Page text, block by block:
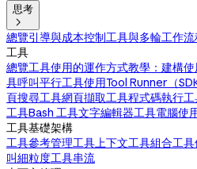
思考

總覽引導與成本控制工具與多輪工作流
工具
總覽工具使用的運作方式教學：建構
具呼叫平行工具使用Tool Runner（SDK
頁搜尋工具網頁擷取工具程式碼執行工
工具Bash 工具文字編輯器工具電腦使
工具基礎架構
工具參考管理工具上下文工具組合工具
叫細粒度工具串流